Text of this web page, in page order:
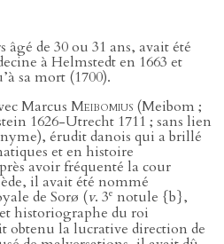
âgé de 30 ou 31 ans, avait été
à Helmstedt en 1663 et
sa mort (1700).
Marcus Meibomius (Meibom ;
1626-Utrecht 1711 ; sans lien
érudit danois qui a brillé
et en histoire
avoir fréquenté la cour
il avait été nommé
de Sorø (v. 3e notule {b},
historiographe du roi
obtenu la lucrative direction de